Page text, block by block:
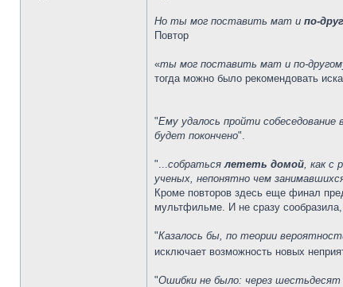
Но ты мог поставить мат и по-
Повтор
«ты мог поставить мат и по-
тогда можно было рекомендовать
"Ему удалось пройти
будет покончено".
"...собратьсялететь домой, как с
ученых, непонятно чем
Кроме повторов здесь еще финал
мультфильме. И не сразу
"Казалось бы, по теории
исключает возможность новых
"Ошибки не было: через шестьдесят